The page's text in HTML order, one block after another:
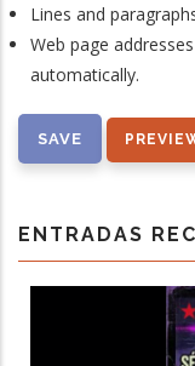
Lines and
Web page
automatically.
ENTRADAS